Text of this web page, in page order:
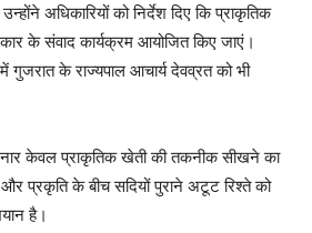
अधिकारियों को निर्देश दिए कि प्राकृतिक
के संवाद कार्यक्रम आयोजित किए जाएं।
गुजरात के राज्यपाल आचार्य देवव्रत को भी
केवल प्राकृतिक खेती की तकनीक सीखने का
प्रकृति के बीच सदियों पुराने अटूट रिश्ते को
है।